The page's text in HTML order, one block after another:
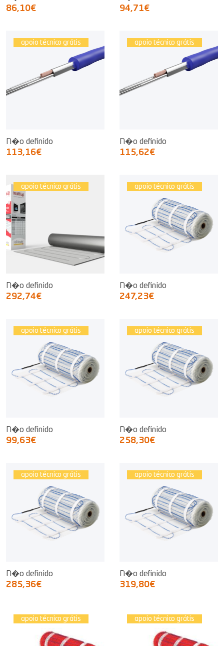
86,10€ 94,71€
apoio técnico grátis
N�o definido
113,16€
apoio técnico grátis
N�o definido
115,62€
apoio técnico grátis
N�o definido
292,74€
apoio técnico grátis
N�o definido
247,23€
apoio técnico grátis
N�o definido
99,63€
apoio técnico grátis
N�o definido
258,30€
apoio técnico grátis
N�o definido
285,36€
apoio técnico grátis
N�o definido
319,80€
apoio técnico grátis apoio técnico grátis